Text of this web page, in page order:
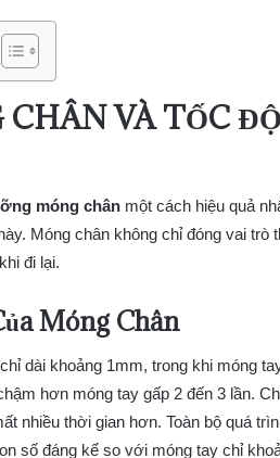
VÀ TỐC
móng chân một cách hiệu quả
Móng chân không chỉ đóng vai
đi lại.
Móng Chân
dài khoảng 1mm, trong khi móng
hơn móng tay gấp 2 đến 3 lần.
nhiều thời gian hơn. Toàn bộ quá
số đáng kể so với móng tay chỉ